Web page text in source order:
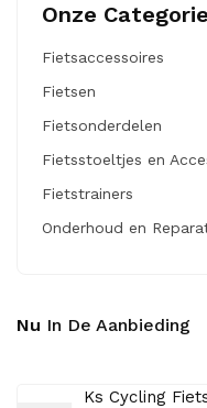
Onze
Fietsaccessoires
Fietsen
Fietsonderdelen
Fietsstoeltjes en
Fietstrainers
Onderhoud en
Nu In De Aanbieding
Ks Cycling